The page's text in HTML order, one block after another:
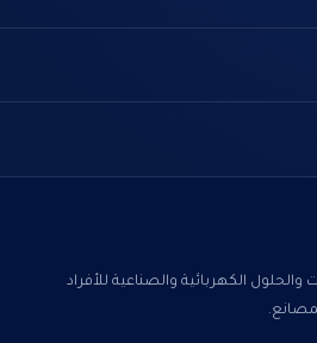
الكهربائية والصناعية للأفراد